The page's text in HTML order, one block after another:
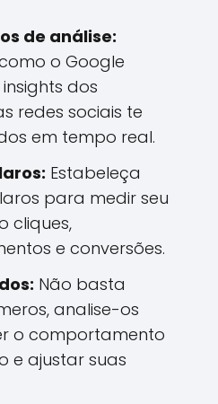
de análise:
o Google
dos
redes sociais te
em tempo real.
Estabeleça
para medir seu
cliques,
e conversões.
Não basta
analise-os
o comportamento
e ajustar suas